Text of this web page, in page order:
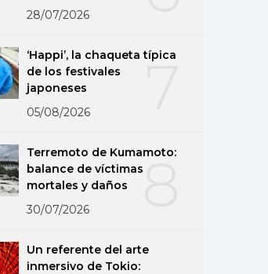
28/07/2026
7
‘Happi’, la chaqueta típica
de los festivales
japoneses
05/08/2026
8
Terremoto de Kumamoto:
balance de víctimas
mortales y daños
30/07/2026
Un referente del arte
inmersivo de Tokio: